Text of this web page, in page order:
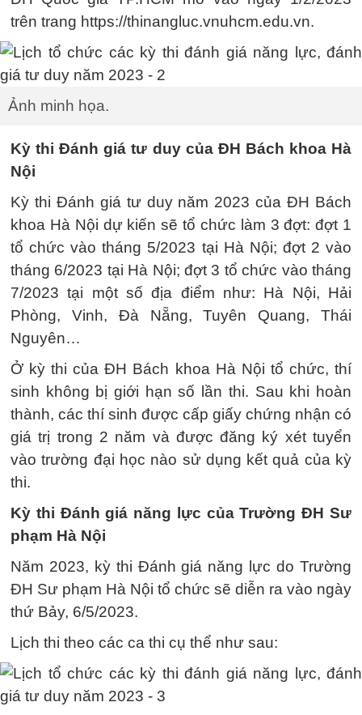
trên trang https://thinangluc.vnuhcm.edu.vn.
Ảnh minh họa.
Kỳ thi Đánh giá tư duy của ĐH Bách khoa Hà
Nội
Kỳ thi Đánh giá tư duy năm 2023 của ĐH Bách
khoa Hà Nội dự kiến sẽ tổ chức làm 3 đợt: đợt 1
tổ chức vào tháng 5/2023 tại Hà Nội; đợt 2 vào
tháng 6/2023 tại Hà Nội; đợt 3 tổ chức vào tháng
7/2023 tại một số địa điểm như: Hà Nội, Hải
Phòng, Vinh, Đà Nẵng, Tuyên Quang, Thái
Nguyên…
Ở kỳ thi của ĐH Bách khoa Hà Nội tổ chức, thí
sinh không bị giới hạn số lần thi. Sau khi hoàn
thành, các thí sinh được cấp giấy chứng nhận có
giá trị trong 2 năm và được đăng ký xét tuyển
vào trường đại học nào sử dụng kết quả của kỳ
thi.
Kỳ thi Đánh giá năng lực của Trường ĐH Sư
phạm Hà Nội
Năm 2023, kỳ thi Đánh giá năng lực do Trường
ĐH Sư phạm Hà Nội tổ chức sẽ diễn ra vào ngày
thứ Bảy, 6/5/2023.
Lịch thi theo các ca thi cụ thể như sau: